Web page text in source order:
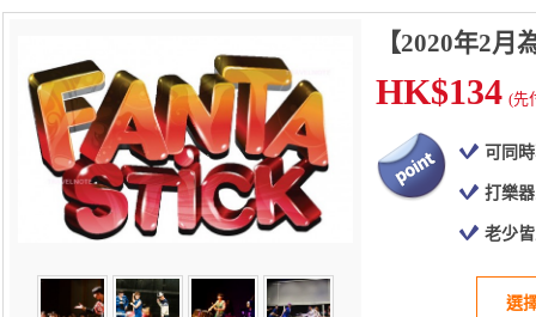
【2020年2月
HK$134 (先
可同
打樂
老少
選